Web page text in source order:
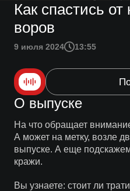
Как спастись
воров
9 июля 2024 13:55
О выпуске
На что обращает
А может на метку, возле
выпуске. А еще
кражи.
Вы узнаете: стоит ли